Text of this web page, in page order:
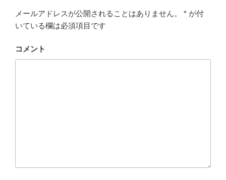
メールアドレスが公開されることはありません。 * が付
いている欄は必須項目です
コメント